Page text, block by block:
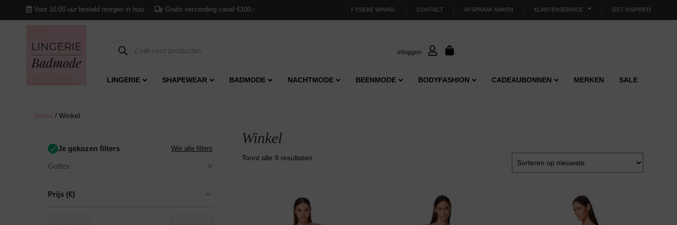
Voor 16:00 uur besteld morgen in huis Gratis verzending vanaf €100,- FYSIEKE WINKEL CONTACT AFSPRAAK MAKEN KLANTENSERVICE GET INSPIRED
Producten
zoeken
inloggen
LINGERIE SHAPEWEAR BADMODE NACHTMODE BEENMODE BODYFASHION CADEAUBONNEN MERKEN SALE
Home / Winkel
Je gekozen filters Wis alle filters
Gottex
Prijs (€)
Winkel
Toont alle 9 resultaten